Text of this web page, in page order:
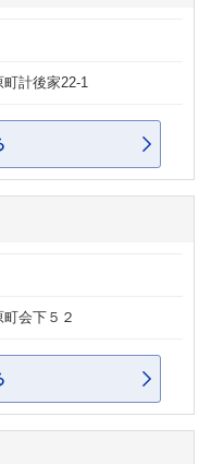
計後家22-1
会下５２